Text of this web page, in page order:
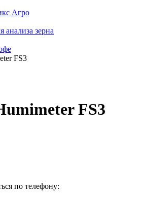
Агро
анализа зерна
FS3
FS3
по телефону: